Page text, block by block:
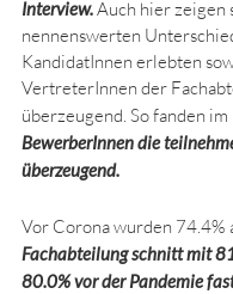
Interview.Auch hier zeigen
nennenswerten
KandidatInnen erlebten
VertreterInnen der
überzeugend. So fanden
BewerberInnen die
überzeugend.
Vor Corona wurden
Fachabteilung schnitt mit
80.0% vor der Pandemie